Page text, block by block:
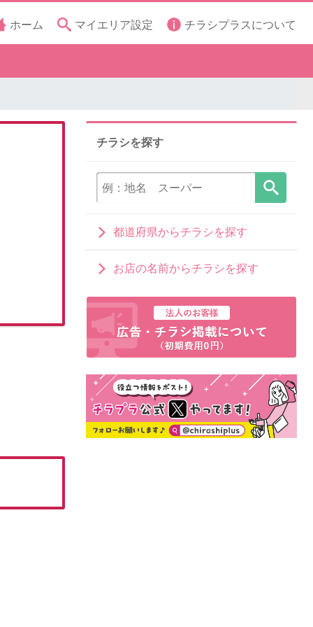
ホーム マイエリア設定 チラシプラスについて
チラシを探す
都道府県からチラシを探す
お店の名前からチラシを探す